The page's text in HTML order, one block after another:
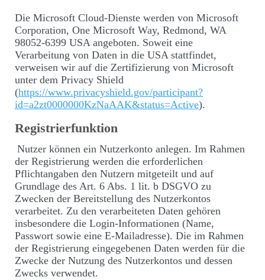
Die Microsoft Cloud-Dienste werden von Microsoft
Corporation, One Microsoft Way, Redmond, WA
98052-6399 USA angeboten. Soweit eine
Verarbeitung von Daten in die USA stattfindet,
verweisen wir auf die Zertifizierung von Microsoft
unter dem Privacy Shield
(https://www.privacyshield.gov/participant?
id=a2zt0000000KzNaAAK&status=Active).
Registrierfunktion
Nutzer können ein Nutzerkonto anlegen. Im Rahmen
der Registrierung werden die erforderlichen
Pflichtangaben den Nutzern mitgeteilt und auf
Grundlage des Art. 6 Abs. 1 lit. b DSGVO zu
Zwecken der Bereitstellung des Nutzerkontos
verarbeitet. Zu den verarbeiteten Daten gehören
insbesondere die Login-Informationen (Name,
Passwort sowie eine E-Mailadresse). Die im Rahmen
der Registrierung eingegebenen Daten werden für die
Zwecke der Nutzung des Nutzerkontos und dessen
Zwecks verwendet.